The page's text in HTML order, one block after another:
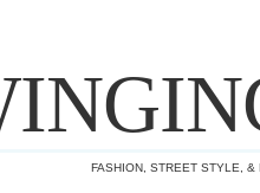
FASHION, STREET STYLE, &